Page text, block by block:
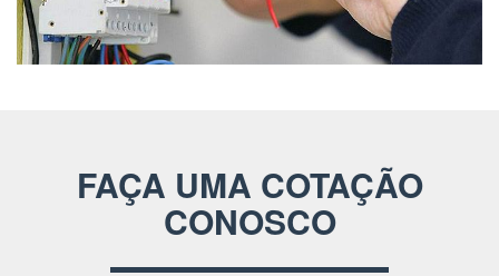
FAÇA UMA COTAÇÃO
CONOSCO